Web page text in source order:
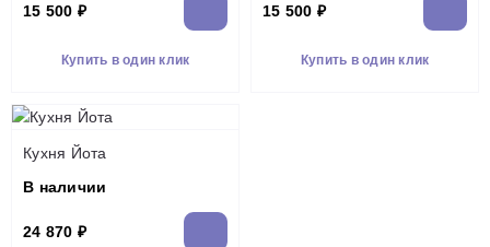
15 500 ₽
Купить в один клик
15 500 ₽
Купить в один клик
Кухня Йота
В наличии
24 870 ₽